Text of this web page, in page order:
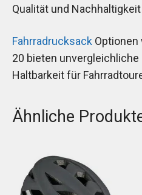
Qualität und
Fahrradrucksack Optionen
20 bieten unvergleichliche
Haltbarkeit für
Ähnliche